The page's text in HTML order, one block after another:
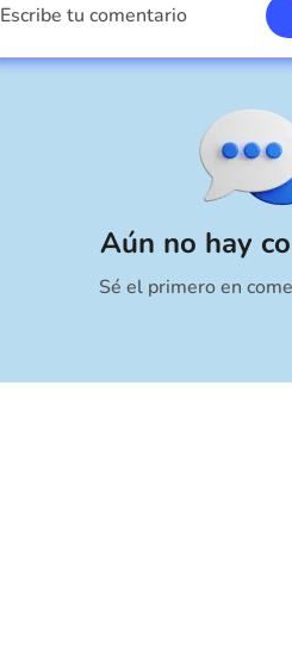
Aún no hay
Sé el primero en
Escribe tu comentario
Soy un chico
Cancelar